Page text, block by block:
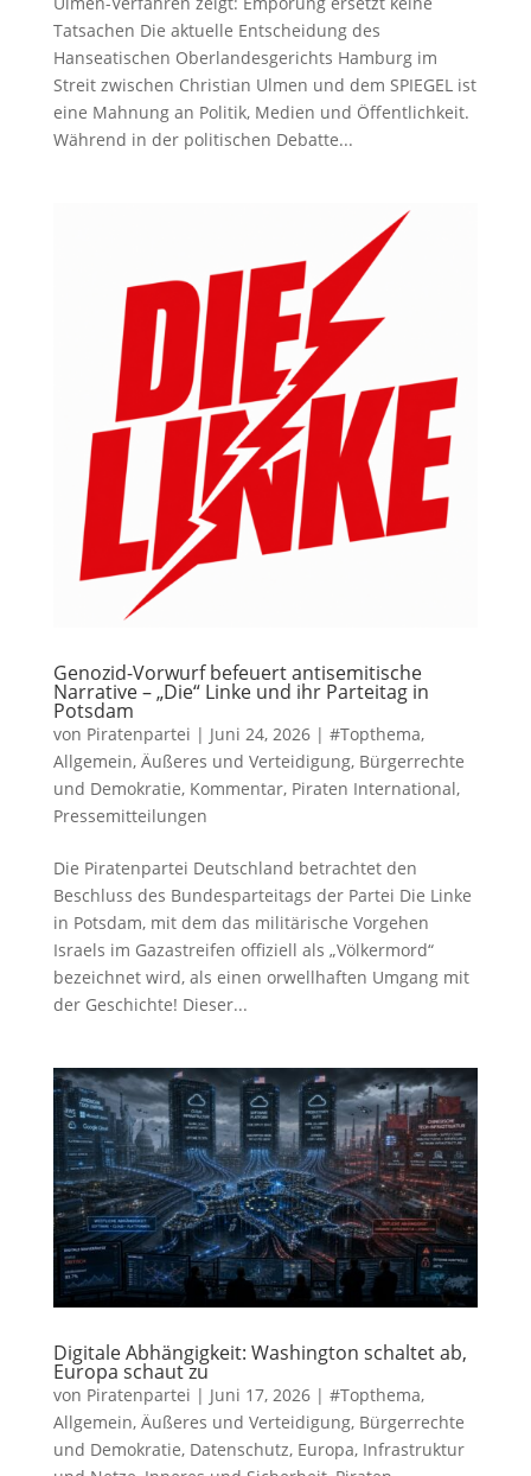
Tatsachen Die aktuelle Entscheidung des
Hanseatischen Oberlandesgerichts Hamburg im
Streit zwischen Christian Ulmen und dem SPIEGEL ist
eine Mahnung an Politik, Medien und Öffentlichkeit.
Während in der politischen Debatte...
Genozid-Vorwurf befeuert antisemitische
Narrative – „Die“ Linke und ihr Parteitag in
Potsdam
von Piratenpartei | Juni 24, 2026| #Topthema,
Allgemein, Äußeres und Verteidigung, Bürgerrechte
und Demokratie, Kommentar, Piraten International,
Pressemitteilungen
Die Piratenpartei Deutschland betrachtet den
Beschluss des Bundesparteitags der Partei Die Linke
in Potsdam, mit dem das militärische Vorgehen
Israels im Gazastreifen offiziell als „Völkermord“
bezeichnet wird, als einen orwellhaften Umgang mit
der Geschichte! Dieser...
Digitale Abhängigkeit: Washington schaltet ab,
Europa schaut zu
von Piratenpartei | Juni 17, 2026| #Topthema,
Allgemein, Äußeres und Verteidigung, Bürgerrechte
und Demokratie, Datenschutz, Europa, Infrastruktur